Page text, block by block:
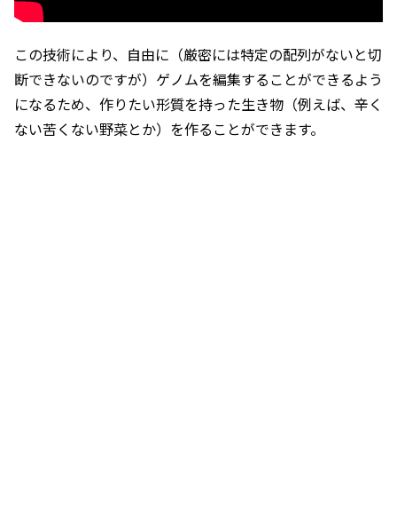
この技術により、自由に（厳密には特定の配列がないと切
断できないのですが）ゲノムを編集することができるよう
になるため、作りたい形質を持った生き物（例えば、辛く
ない苦くない野菜とか）を作ることができます。